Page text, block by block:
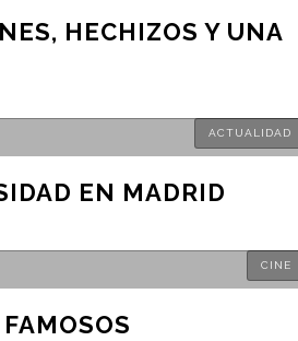
HECHIZOS Y UNA
ACTUALIDAD
EN MADRID
CINE